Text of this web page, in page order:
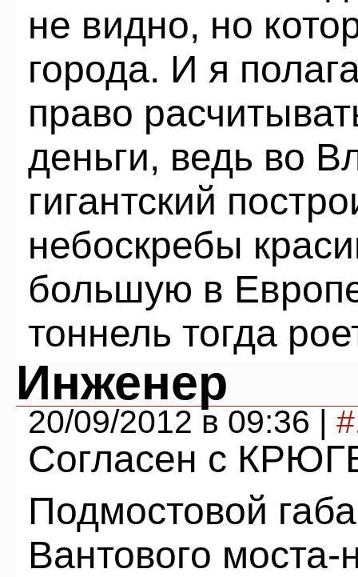
не видно, но
города. И я
право
деньги, ведь во
гигантский
небоскребы
большую в
тоннель тогда
Инженер
20/09/2012 в 09:36 |
Согласен с
Подмостовой
Вантового